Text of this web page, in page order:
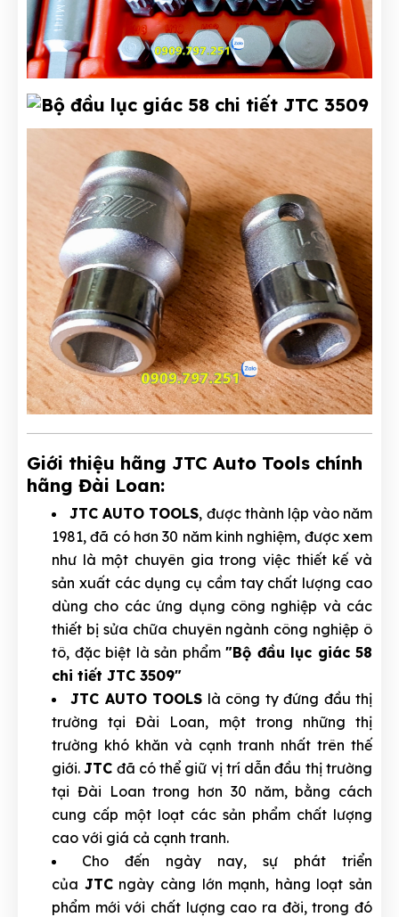
Giới thiệu hãng JTC Auto Tools chính
hãng Đài Loan:
JTC AUTO TOOLS, được thành lập vào năm
1981, đã có hơn 30 năm kinh nghiệm, được xem
như là một chuyên gia trong việc thiết kế và
sản xuất các dụng cụ cầm tay chất lượng cao
dùng cho các ứng dụng công nghiệp và các
thiết bị sửa chữa chuyên ngành công nghiệp ô
tô, đặc biệt là sản phẩm "Bộ đầu lục giác 58
chi tiết JTC 3509"
JTC AUTO TOOLS là công ty đứng đầu thị
trường tại Đài Loan, một trong những thị
trường khó khăn và cạnh tranh nhất trên thế
giới.JTC đã có thể giữ vị trí dẫn đầu thị trường
tại Đài Loan trong hơn 30 năm, bằng cách
cung cấp một loạt các sản phẩm chất lượng
cao với giá cả cạnh tranh.
Cho đến ngày nay, sự phát triển
của JTCngày càng lớn mạnh, hàng loạt sản
phẩm mới với chất lượng cao ra đời, trong đó